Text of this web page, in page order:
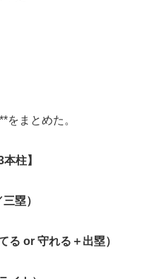
をまとめた。
柱】
塁）
or 守れる＋出塁）